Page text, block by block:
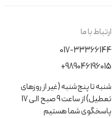
ارتباط با ما
017-33366144
+989046196015
شنبه تا پنج‌شنبه (غیر از روزهای
تعطیل) از ساعت 9 صبح الی 17
پاسخگوی شما هستیم